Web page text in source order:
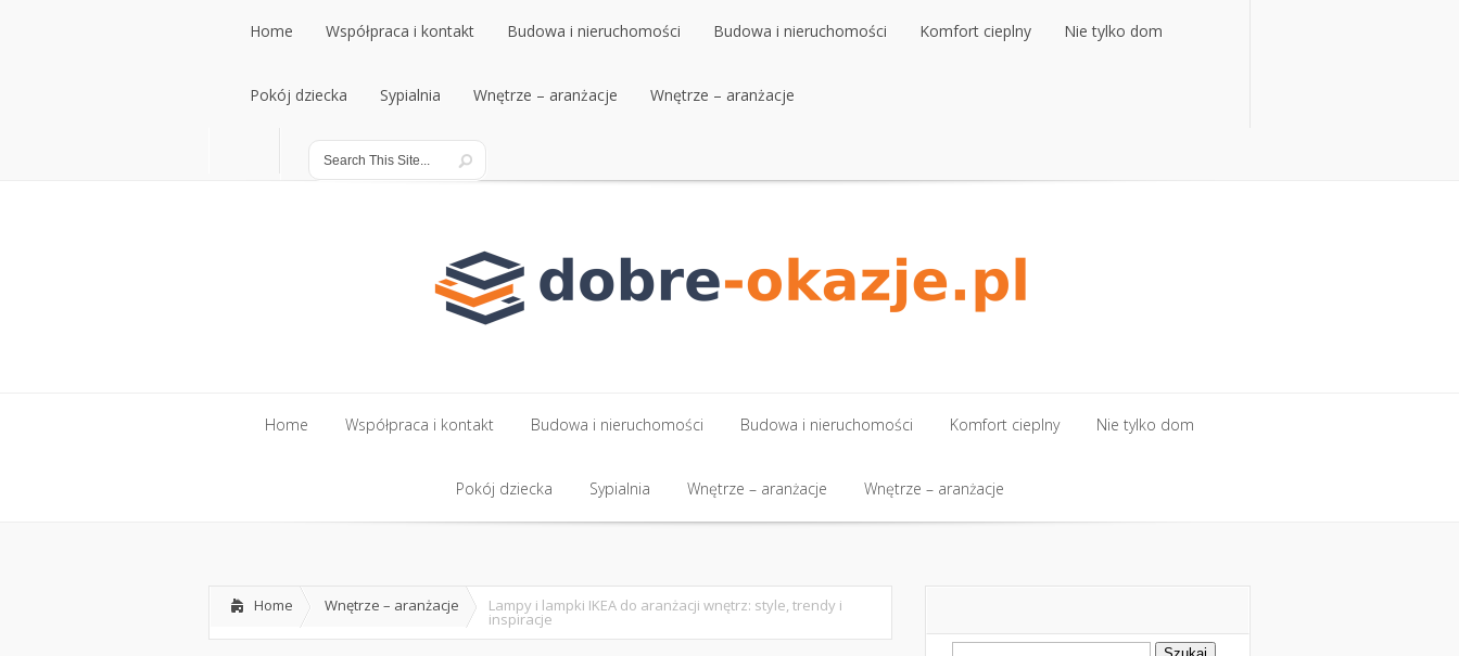
Home
Home
Współpraca i kontakt
Współpraca i kontakt
Budowa i nieruchomości
Budowa i nieruchomości
Budowa i nieruchomości
Budowa i nieruchomości
Komfort cieplny Nie tylko dom
Pokój dziecka
Pokój dziecka
Sypialnia
Sypialnia
Wnętrze – aranżacje Wnętrze – aranżacje
Home Współpraca i kontakt
Współpraca i kontakt
Budowa i nieruchomości
Budowa i nieruchomości
Budowa i nieruchomości
Budowa i nieruchomości
Komfort cieplny
Komfort cieplny
Nie tylko dom
Pokój dziecka Sypialnia Wnętrze – aranżacje Wnętrze – aranżacje
Home Wnętrze – aranżacje Lampy i lampki IKEA do aranżacji wnętrz: style, trendy i
inspiracje
Szukaj: